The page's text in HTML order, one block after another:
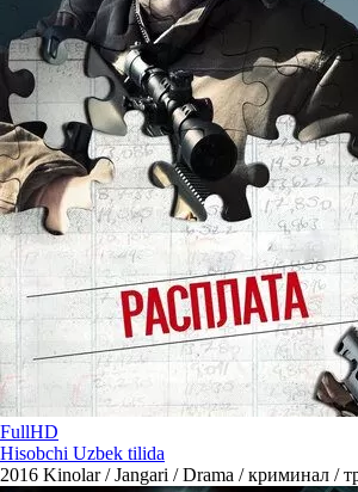
FullHD
Hisobchi Uzbek tilida
2016 Kinolar / Jangari / Drama / криминал /